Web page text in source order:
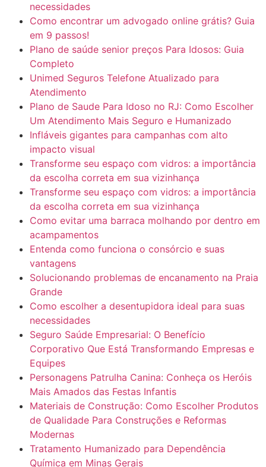
necessidades
Como encontrar um advogado online grátis? Guia
em 9 passos!
Plano de saúde senior preços Para Idosos: Guia
Completo
Unimed Seguros Telefone Atualizado para
Atendimento
Plano de Saude Para Idoso no RJ: Como Escolher
Um Atendimento Mais Seguro e Humanizado
Infláveis gigantes para campanhas com alto
impacto visual
Transforme seu espaço com vidros: a importância
da escolha correta em sua vizinhança
Transforme seu espaço com vidros: a importância
da escolha correta em sua vizinhança
Como evitar uma barraca molhando por dentro em
acampamentos
Entenda como funciona o consórcio e suas
vantagens
Solucionando problemas de encanamento na Praia
Grande
Como escolher a desentupidora ideal para suas
necessidades
Seguro Saúde Empresarial: O Benefício
Corporativo Que Está Transformando Empresas e
Equipes
Personagens Patrulha Canina: Conheça os Heróis
Mais Amados das Festas Infantis
Materiais de Construção: Como Escolher Produtos
de Qualidade Para Construções e Reformas
Modernas
Tratamento Humanizado para Dependência
Química em Minas Gerais